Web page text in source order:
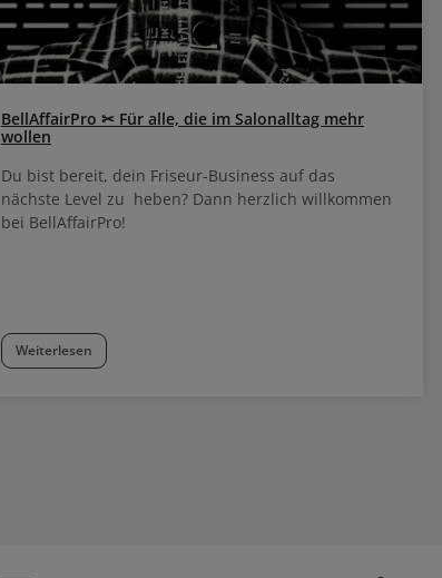
BellAffairPro ✂ Für alle, die im Salonalltag mehr
wollen
Du bist bereit, dein Friseur-Business auf das
nächste Level zu heben? Dann herzlich willkommen
bei BellAffairPro!
Weiterlesen